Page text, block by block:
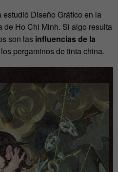
Diseño Gráfico en la
de Ho Chi Minh. Si algo resulta
son las influencias de la
pergaminos de tinta china.